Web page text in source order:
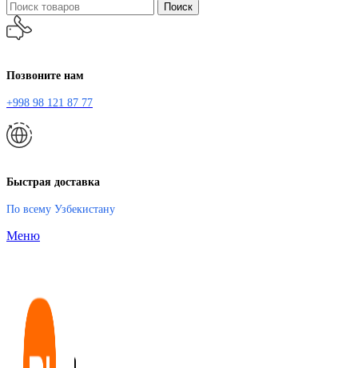
Поиск
Позвоните нам
+998 98 121 87 77
Быстрая доставка
По всему Узбекистану
Меню